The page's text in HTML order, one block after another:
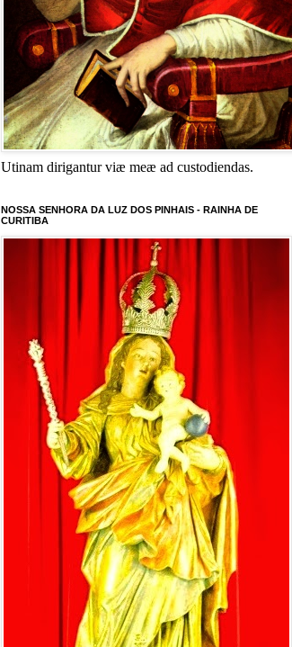
Utinam dirigantur viæ meæ ad custodiendas.
NOSSA SENHORA DA LUZ DOS PINHAIS - RAINHA DE
CURITIBA